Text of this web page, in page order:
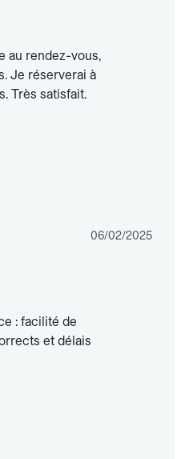
au rendez-vous,
Je réserverai à
Très satisfait.
06/02/2025
: facilité de
et délais